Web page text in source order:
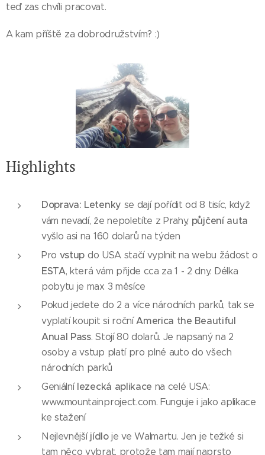
teď zas chvíli pracovat.
A kam příště za dobrodružstvím? :)
Highlights
Doprava: Letenky se dají pořídit od 8 tisíc, když
vám nevadí, že nepoletíte z Prahy, půjčení auta
vyšlo asi na 160 dolarů na týden
Pro vstup do USA stačí vyplnit na webu žádost o
ESTA, která vám přijde cca za 1 - 2 dny. Délka
pobytu je max 3 měsíce
Pokud jedete do 2 a více národních parků, tak se
vyplatí koupit si ročníAmerica the Beautiful
Anual Pass. Stojí 80 dolarů. Je napsaný na 2
osoby a vstup platí pro plné auto do všech
národních parků
Geniálnílezecká aplikace na celé USA:
www.mountainproject.com. Funguje i jako aplikace
ke stažení
Nejlevnější jídloje ve Walmartu. Jen je težké si
tam něco vybrat, protože tam mají naprsto